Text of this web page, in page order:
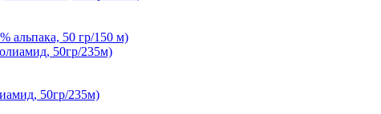
альпака, 50 гр/150 м)
50гр/235м)